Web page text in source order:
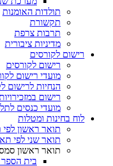
תולדות האומנות
תקשורת
תרבות צרפת
מדיניות ציבורית
רישום לקורסים
רישום לקורסים
מועדי רישום
הנחיות לרישום
רישום
מועדי כנסים
לוח בחינות ומטלות
תואר ראשון לפי
תואר שני לפי
תואר ראשון
בית